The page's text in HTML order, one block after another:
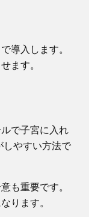
導入します。
ます。
で子宮に入れ
しやすい方法で
も重要です。
ります。